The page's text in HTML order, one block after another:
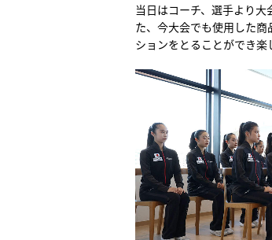
当日はコーチ、選手より
た、今大会でも使用した
ションをとることができ楽